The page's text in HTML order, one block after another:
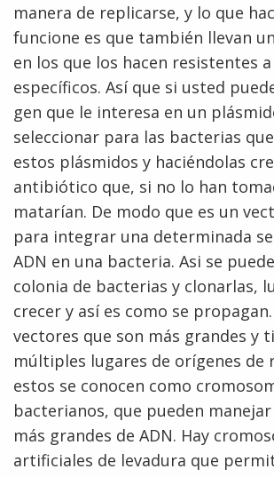
manera de replicarse, y lo que
funcione es que también llevan
en los que los hacen resistentes
específicos. Así que si usted
gen que le interesa en un
seleccionar para las bacterias
estos plásmidos y haciéndolas
antibiótico que, si no lo han
matarían. De modo que es un
para integrar una determinada
ADN en una bacteria. Asi se
colonia de bacterias y clonarlas,
crecer y así es como se
vectores que son más grandes y
múltiples lugares de orígenes de
estos se conocen como
bacterianos, que pueden
más grandes de ADN. Hay
artificiales de levadura que